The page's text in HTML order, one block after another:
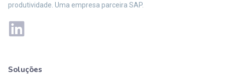
produtividade. Uma empresa parceira SAP.
Soluções